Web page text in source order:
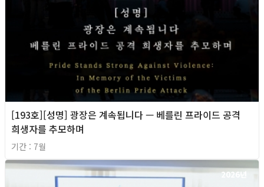
[193호][성명] 광장은 계속됩니다 — 베를린 프라이드 공격
희생자를 추모하며
기간 : 7월
2026년